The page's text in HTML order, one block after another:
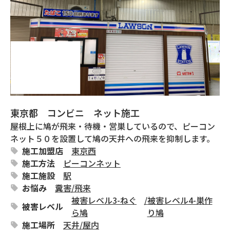
東京都 コンビニ ネット施工
屋根上に鳩が飛来・待機・営巣しているので、ピーコン
ネット５０を設置して鳩の天井への飛来を抑制します。
施工加盟店
東京西
施工方法
ピーコンネット
施工施設
駅
お悩み
糞害/飛来
被害レベル
被害レベル3-ねぐ
ら鳩
/被害レベル4-巣作
り鳩
施工場所
天井/屋内